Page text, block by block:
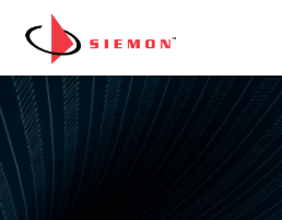
Saltar al contenido